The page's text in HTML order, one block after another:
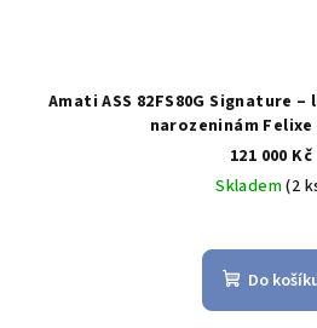
Amati ASS 82FS80G Signature
narozeninám Felixe
121 000 Kč
Skladem(2
Do